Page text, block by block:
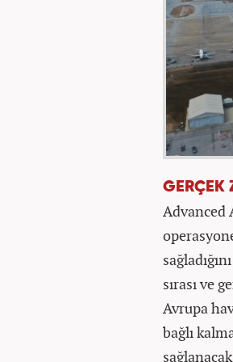
GERÇEK
Advanced
sırası ve
Avrupa
bağlı